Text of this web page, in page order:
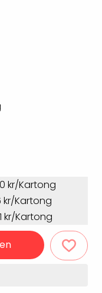
kr/Kartong
kr/Kartong
kr/Kartong